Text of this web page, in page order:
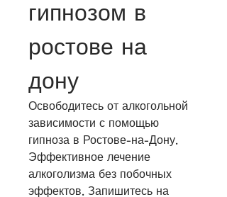
гипнозом в
ростове на
дону
Освободитесь от алкогольной
зависимости с помощью
гипноза в Ростове-на-Дону.
Эффективное лечение
алкоголизма без побочных
эффектов. Запишитесь на